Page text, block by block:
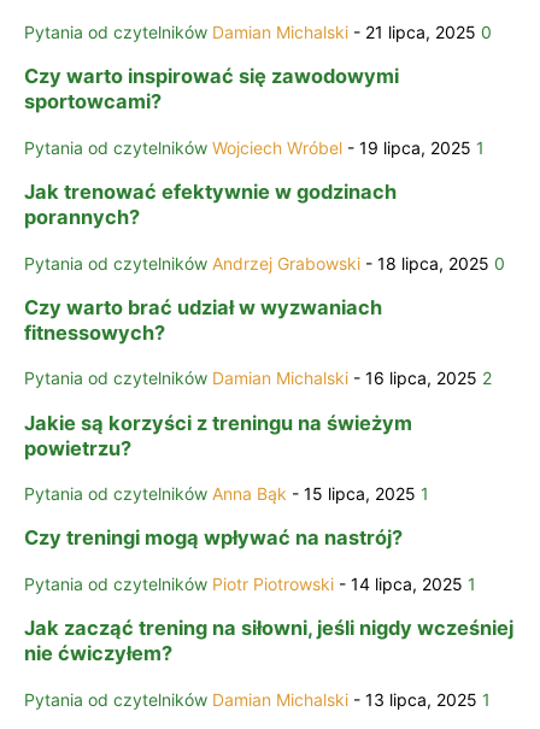
Pytania od czytelników Damian Michalski - 21 lipca, 2025 0
Czy warto inspirować się zawodowymi
sportowcami?
Pytania od czytelników Wojciech Wróbel - 19 lipca, 2025 1
Jak trenować efektywnie w godzinach
porannych?
Pytania od czytelników Andrzej Grabowski - 18 lipca, 2025 0
Czy warto brać udział w wyzwaniach
fitnessowych?
Pytania od czytelników Damian Michalski - 16 lipca, 2025 2
Jakie są korzyści z treningu na świeżym
powietrzu?
Pytania od czytelników Anna Bąk - 15 lipca, 2025 1
Czy treningi mogą wpływać na nastrój?
Pytania od czytelników Piotr Piotrowski - 14 lipca, 2025 1
Jak zacząć trening na siłowni, jeśli nigdy wcześniej
nie ćwiczyłem?
Pytania od czytelników Damian Michalski - 13 lipca, 2025 1